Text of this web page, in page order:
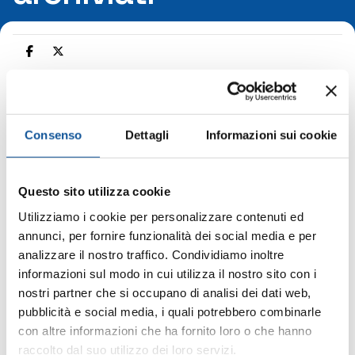
Consenso Dettagli Informazioni sui cookie
Questo sito utilizza cookie
Utilizziamo i cookie per personalizzare contenuti ed
annunci, per fornire funzionalità dei social media e per
analizzare il nostro traffico. Condividiamo inoltre
informazioni sul modo in cui utilizza il nostro sito con i
nostri partner che si occupano di analisi dei dati web,
pubblicità e social media, i quali potrebbero combinarle
con altre informazioni che ha fornito loro o che hanno
raccolto dal suo utilizzo dei loro servizi.
Selezione qualifica Responsabile del Personale
Selezione qualifica Responsabile del
Personale